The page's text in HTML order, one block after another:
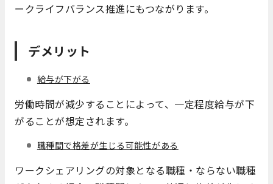
ークライフバランス推進にもつながります。
デメリット
給与が下がる
労働時間が減少することによって、一定程度給与が下
がることが想定されます。
職種間で格差が生じる可能性がある
ワークシェアリングの対象となる職種・ならない職種